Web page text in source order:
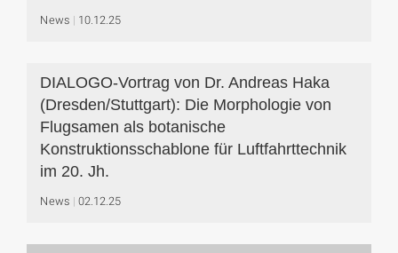
News 10.12.25
DIALOGO-Vortrag von Dr. Andreas Haka
(Dresden/Stuttgart): Die Morphologie von
Flugsamen als botanische
Konstruktionsschablone für Luftfahrttechnik
im 20. Jh.
News 02.12.25